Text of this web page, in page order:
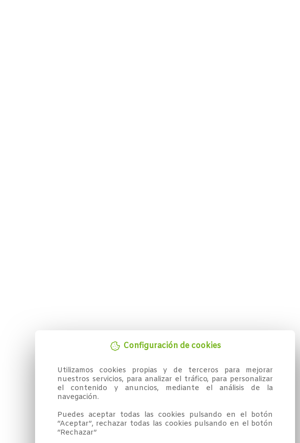
Configuración de cookies
Utilizamos cookies propias y de terceros para mejorar
nuestros servicios, para analizar el tráfico, para personalizar
el contenido y anuncios, mediante el análisis de la
navegación.
Puedes aceptar todas las cookies pulsando en el botón
“Aceptar”, rechazar todas las cookies pulsando en el botón
“Rechazar”